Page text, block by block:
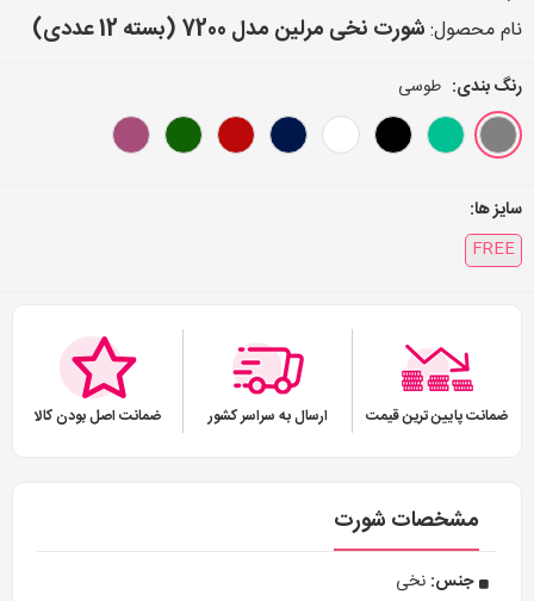
نام محصول:شورت نخی مرلین مدل 7200 (بسته 12 عددی)
رنگ بندی: طوسی
سایز ها:
FREE
ضمانت پایین ترین قیمت ارسال به سراسر کشور ضمانت اصل بودن کالا
مشخصات شورت
جنس: نخی